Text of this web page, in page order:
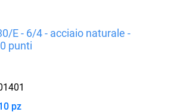
E - 6/4 - acciaio naturale -
punti
pz